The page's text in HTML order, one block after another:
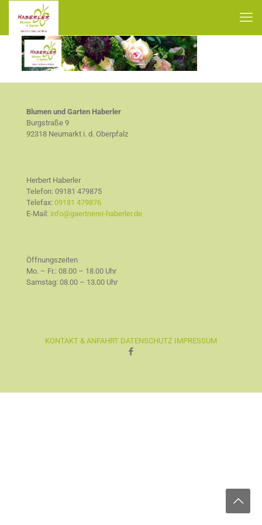
Blumen und Garten Haberler
Burgstraße 9
92318 Neumarkt i. d. Oberpfalz
Herbert Haberler
Telefon: 09181 479875
Telefax: 09181 479876
E-Mail: info@gaertnerei-haberler.de
Öffnungszeiten
Mo. – Fr.: 08.00 – 18.00 Uhr
Samstag: 08.00 – 13.00 Uhr
KONTAKT & ANFAHRT DATENSCHUTZ IMPRESSUM